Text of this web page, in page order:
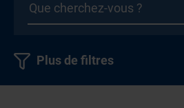
Plus de filtres